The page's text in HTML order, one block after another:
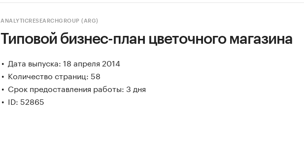
ANALYTICRESEARCHGROUP (ARG)
Типовой бизнес-план цветочного магазина
Дата выпуска: 18 апреля 2014
Количество страниц: 58
Срок предоставления работы: 3 дня
ID: 52865